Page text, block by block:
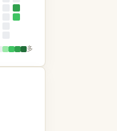
多